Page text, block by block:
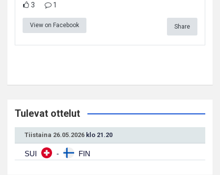
3 1
View on Facebook Share
Tulevat ottelut
Tiistaina 26.05.2026 klo 21.20
SUI - FIN